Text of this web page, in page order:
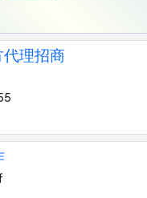
理招商